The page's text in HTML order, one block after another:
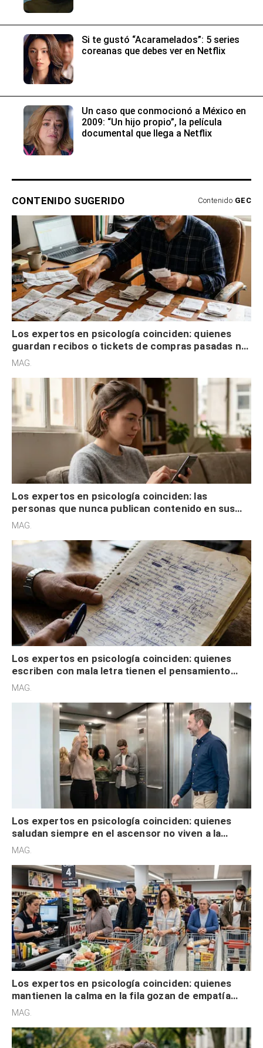
Si te gustó “Acaramelados”: 5 series
coreanas que debes ver en Netflix
Un caso que conmocionó a México en
2009: “Un hijo propio”, la película
documental que llega a Netflix
CONTENIDO SUGERIDO Contenido GEC
Los expertos en psicología coinciden: quienes
guardan recibos o tickets de compras pasadas no
son acumuladores, sino que tienen necesidad de
MAG.
Los expertos en psicología coinciden: las
personas que nunca publican contenido en sus
redes sociales no pretenden buscar validación
MAG.
Los expertos en psicología coinciden: quienes
escriben con mala letra tienen el pensamiento
acelerado y no lo hacen por desinterés
MAG.
Los expertos en psicología coinciden: quienes
saludan siempre en el ascensor no viven a la
defensiva y tienen apertura social
MAG.
Los expertos en psicología coinciden: quienes
mantienen la calma en la fila gozan de empatía
cognitiva, gratitud y no solo tienen autocontrol
MAG.